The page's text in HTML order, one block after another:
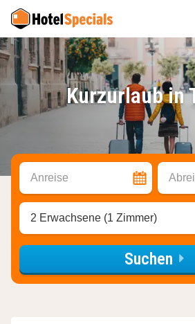
Kurzurlaub in
Anreise
2 Erwachsene (1 Zimmer)
Suchen